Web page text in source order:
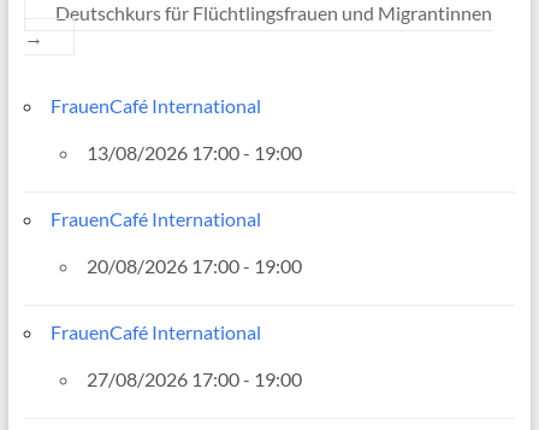
Deutschkurs für Flüchtlingsfrauen und Migrantinnen
→
FrauenCafé International
13/08/2026 17:00 - 19:00
FrauenCafé International
20/08/2026 17:00 - 19:00
FrauenCafé International
27/08/2026 17:00 - 19:00